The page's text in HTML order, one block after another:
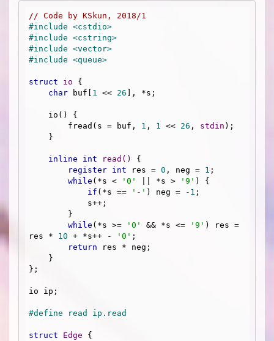
// Code by KSkun, 2018/1
#include <cstdio>
#include <cstring>
#include <vector>
#include <queue>
struct io {
char buf[ 1 << 26 ], *s;
        fread(s = buf,
1 , 1 << 26 , stdin );
inline int read ()
{
register int res = 0 , neg = 1 ;
while (*s < '0' || *s > '9' ) {
if (*s == '-' ) neg = -1 ;
while (*s >= '0' && *s <= '9' ) res =
res * 10 + *s++ - '0' ;
return res * neg;
};
io ip;
#define read ip.read
struct Edge {